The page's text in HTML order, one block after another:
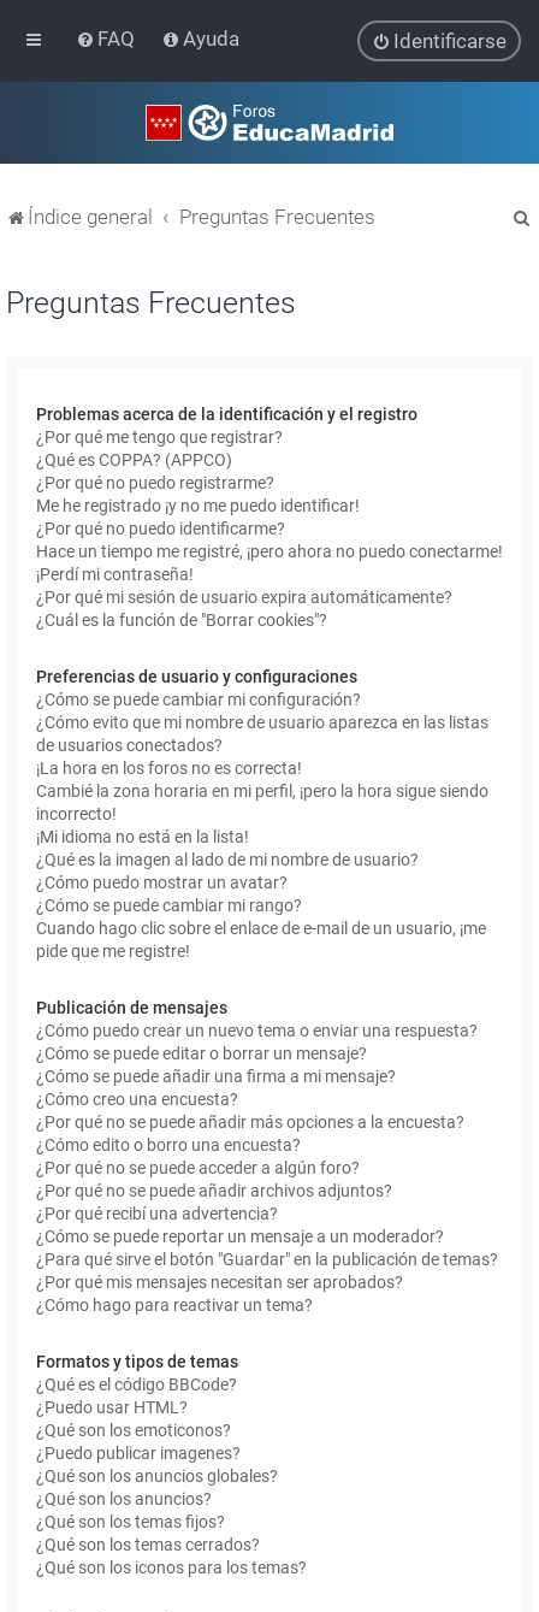
FAQ Ayuda Identificarse
Índice general Preguntas Frecuentes
Preguntas Frecuentes
Problemas acerca de la identificación y el registro
¿Por qué me tengo que registrar?
¿Qué es COPPA? (APPCO)
¿Por qué no puedo registrarme?
Me he registrado ¡y no me puedo identificar!
¿Por qué no puedo identificarme?
Hace un tiempo me registré, ¡pero ahora no puedo conectarme!
¡Perdí mi contraseña!
¿Por qué mi sesión de usuario expira automáticamente?
¿Cuál es la función de "Borrar cookies"?
Preferencias de usuario y configuraciones
¿Cómo se puede cambiar mi configuración?
¿Cómo evito que mi nombre de usuario aparezca en las listas
de usuarios conectados?
¡La hora en los foros no es correcta!
Cambié la zona horaria en mi perfil, ¡pero la hora sigue siendo
incorrecto!
¡Mi idioma no está en la lista!
¿Qué es la imagen al lado de mi nombre de usuario?
¿Cómo puedo mostrar un avatar?
¿Cómo se puede cambiar mi rango?
Cuando hago clic sobre el enlace de e-mail de un usuario, ¡me
pide que me registre!
Publicación de mensajes
¿Cómo puedo crear un nuevo tema o enviar una respuesta?
¿Cómo se puede editar o borrar un mensaje?
¿Cómo se puede añadir una firma a mi mensaje?
¿Cómo creo una encuesta?
¿Por qué no se puede añadir más opciones a la encuesta?
¿Cómo edito o borro una encuesta?
¿Por qué no se puede acceder a algún foro?
¿Por qué no se puede añadir archivos adjuntos?
¿Por qué recibí una advertencia?
¿Cómo se puede reportar un mensaje a un moderador?
¿Para qué sirve el botón "Guardar" en la publicación de temas?
¿Por qué mis mensajes necesitan ser aprobados?
¿Cómo hago para reactivar un tema?
Formatos y tipos de temas
¿Qué es el código BBCode?
¿Puedo usar HTML?
¿Qué son los emoticonos?
¿Puedo publicar imagenes?
¿Qué son los anuncios globales?
¿Qué son los anuncios?
¿Qué son los temas fijos?
¿Qué son los temas cerrados?
¿Qué son los iconos para los temas?